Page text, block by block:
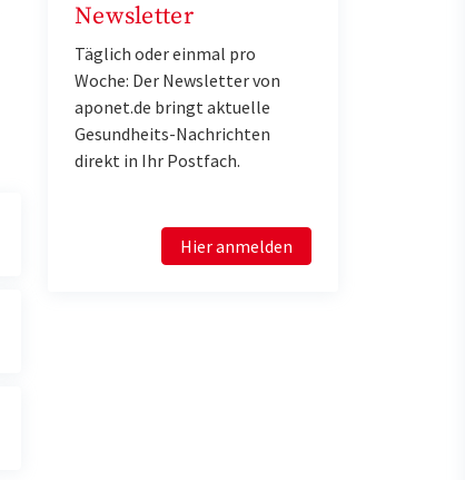
Newsletter
Täglich oder einmal pro
Woche: Der Newsletter von
aponet.de bringt aktuelle
Gesundheits-Nachrichten
direkt in Ihr Postfach.
Hier anmelden